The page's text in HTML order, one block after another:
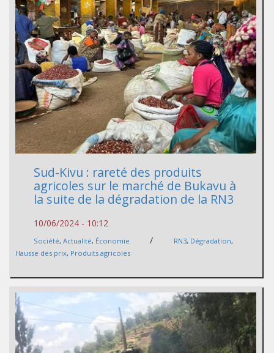
Sud-Kivu : rareté des produits
agricoles sur le marché de Bukavu à
la suite de la dégradation de la RN3
10/06/2024 - 10:12
Société, Actualité, Économie / RN3, Dégradation,
Hausse des prix, Produits agricoles